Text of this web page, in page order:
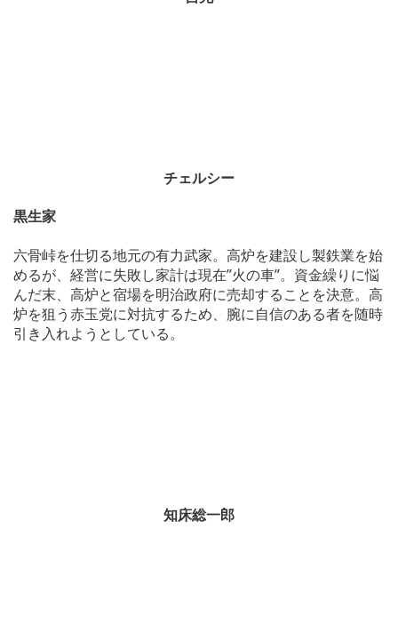
チェルシー
黒生家
六骨峠を仕切る地元の有力武家。高炉を建設し製鉄業を始
めるが、経営に失敗し家計は現在”火の車”。資金繰りに悩
んだ末、高炉と宿場を明治政府に売却することを決意。高
炉を狙う赤玉党に対抗するため、腕に自信のある者を随時
引き入れようとしている。
知床総一郎